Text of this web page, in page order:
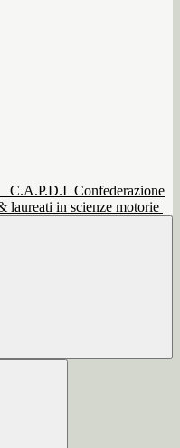
C.A.P.D.I Confederazione
laureati in scienze motorie